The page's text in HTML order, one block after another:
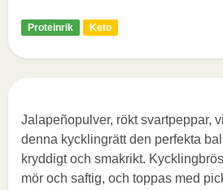
Proteinrik Keto
Jalapeñopulver, rökt svartpeppar,
denna kycklingrätt den perfekta
kryddigt och smakrikt.
mör och saftig, och toppas med